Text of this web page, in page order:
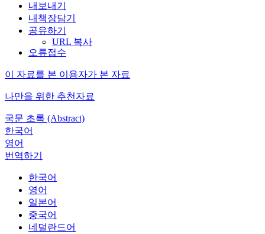
내보내기
내책장담기
공유하기
URL 복사
오류접수
이 자료를 본 이용자가 본 자료
나만을 위한 추천자료
국문 초록 (Abstract)
한국어
영어
번역하기
한국어
영어
일본어
중국어
네덜란드어